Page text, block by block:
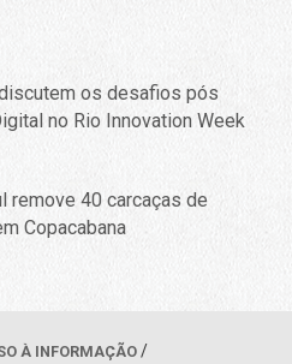
os desafios pós
no Rio Innovation Week
remove 40 carcaças de
Copacabana
À INFORMAÇÃO